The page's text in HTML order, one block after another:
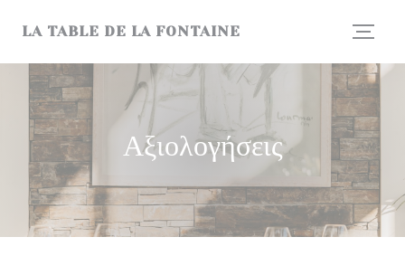
LA TABLE DE LA FONTAINE
Αξιολογήσεις